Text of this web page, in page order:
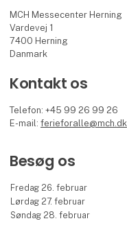
MCH Messecenter Herning
Vardevej 1
7400 Herning
Danmark
Kontakt os
Telefon: +45 99 26 99 26
E-mail:ferieforalle@mch.dk
Besøg os
Fredag 26. februar
Lørdag 27. februar
Søndag 28. februar